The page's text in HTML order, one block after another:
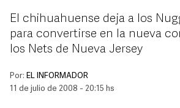
El chihuahuense deja a los
para convertirse en la nueva
los Nets de Nueva Jersey
Por: EL INFORMADOR
11 de julio de 2008 - 20:15 hs